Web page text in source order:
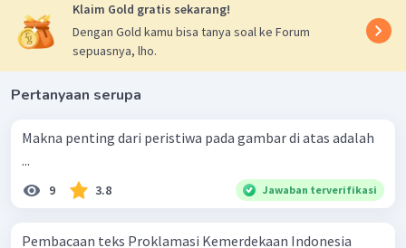
Klaim Gold gratis sekarang!
Dengan Gold kamu bisa tanya soal ke Forum
sepuasnya, lho.
Pertanyaan serupa
Makna penting dari peristiwa pada gambar di atas adalah
...
9 3.8 Jawaban terverifikasi
Pembacaan teks Proklamasi Kemerdekaan Indonesia